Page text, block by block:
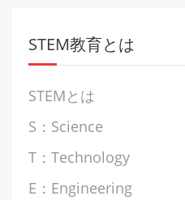
STEM教育とは
STEMとは
S：Science
T：Technology
E：Engineering